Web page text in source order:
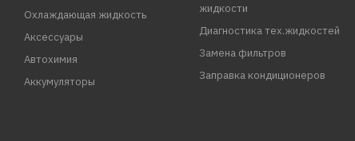
Охлаждающая жидкость
Аксессуары
Автохимия
Аккумуляторы
жидкости
Диагностика тех.жидкостей
Замена фильтров
Заправка кондиционеров